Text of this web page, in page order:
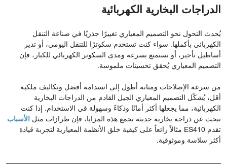
الدراجات البخارية الكهربائية
يُحدث التحول نحو التصميم المعياري تغييرًا جذريًا في صناعة التنقل
الكهربائي بأكملها. سواء كنت تستخدم سكوترًا للتنقل اليومي، أو تدير
أساطيل تأجير، أو تستمتع بسرعة ومدى السكوتر الكهربائي للكبار، فإن
التصميم المعياري يُحقق تحسينات ملموسة.
من سرعة الإصلاحات ومتانة أطول إلى استدامة أفضل وتكاليف ملكية
أقل، يُشكّل التصميم المعياري الجيل القادم من الدراجات البخارية
الكهربائية، مما يجعلها أكثر أمانًا وذكاءً وسهولة في الاستخدام. إذا كنت
تبحث عن دراجة بخارية حديثة تجمع هذه المزايا، فإن طرازات مثل
الأسباب
تقدم ES410 مثالاً رائعاً على كيفية خلق الأنظمة المعيارية لتجربة قيادة
أكثر سلاسة وموثوقية.